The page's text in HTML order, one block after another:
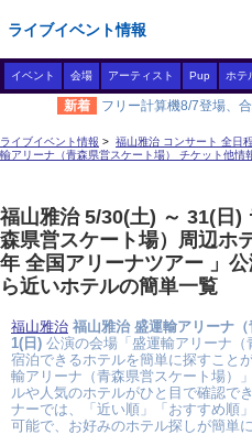
ライブイベント情報
イベント 会場 アーティスト Pup ホテ
新着 フリー計算機8/7登場、
ライブイベント情報 > 福山雅治 コンサート 全日程
輸アリーナ（青森県営スケート場） チケット他情
福山雅治 5/30(土) ～ 31(日)
森県営スケート場）周辺
年 全国アリーナツアー 」
ら近いホテルの簡単一覧
福山雅治 福山雅治 盛運輸アリーナ
1(日) 公演の会場「盛運輸アリーナ
宿泊できるホテルを簡単に探すこと
輸アリーナ（青森県営スケート場）
ルや人気のホテルがひと目で確認で
ナーでは、「近い順」「おすすめ順
可能で、お好みのホテル探しが簡単に